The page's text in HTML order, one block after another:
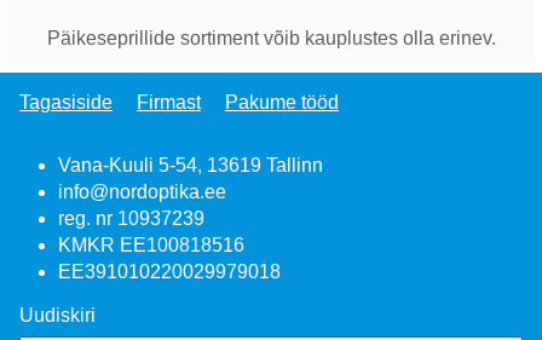
Päikeseprillide sortiment võib kauplustes olla erinev.
Tagasiside Firmast Pakume tööd
Vana-Kuuli 5-54, 13619 Tallinn
info@nordoptika.ee
reg. nr 10937239
KMKR EE100818516
EE391010220029979018
Uudiskiri